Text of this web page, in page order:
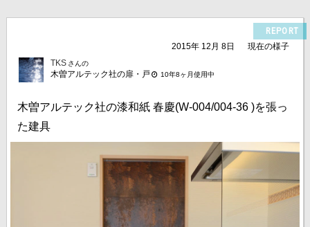
REPORT
2015年 12月 8日
現在の様子
TKS さんの
木曽アルテック社の扉・戸 10年8ヶ月使用中
木曽アルテック社の漆和紙 春慶(W-004/004-36 )を張っ
た建具